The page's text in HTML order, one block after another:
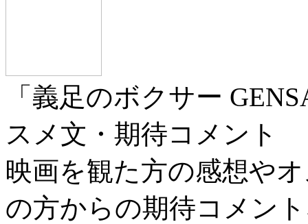
「義足のボクサー
スメ文・期待コメント
映画を観た方の感想や
の方からの期待コメン